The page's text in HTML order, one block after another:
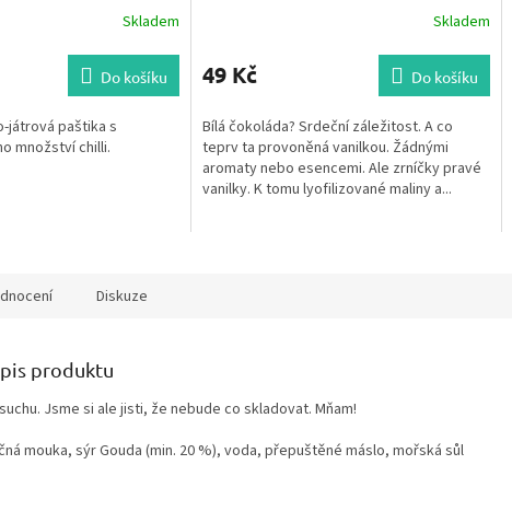
Skladem
Do košíku
játrová paštika s
množství chilli.
Skladem
49 Kč Do košíku
Bílá čokoláda? Srdeční záležitost. A co
teprv ta provoněná vanilkou. Žádnými
aromaty nebo esencemi. Ale zrníčky pravé
vanilky. K tomu lyofilizované maliny a...
Diskuze
produktu
Jsme si ale jisti, že nebude co skladovat. Mňam!
mouka, sýr Gouda (min. 20 %), voda, přepuštěné máslo, mořská sůl